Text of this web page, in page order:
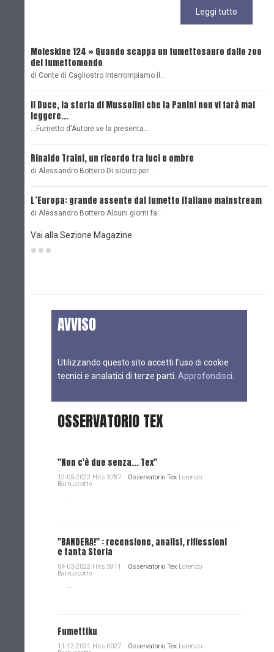
Leggi tutto
Moleskine 124 » Quando scappa un fumettosauro dallo zoo
del fumettomondo
di Conte di Cagliostro Interrompiamo il…
Il Duce, la storia di Mussolini che la Panini non vi farà mai
leggere...
...Fumetto d'Autore ve la presenta…
Rinaldo Traini, un ricordo tra luci e ombre
di Alessandro Bottero Di sicuro per…
L’Europa: grande assente dal fumetto italiano mainstream
di Alessandro Bottero Alcuni giorni fa…
Vai alla Sezione Magazine
AVVISO
Utilizzando questo sito accetti l’uso di cookie
tecnici e analatici di terze parti. Approfondisci
OSSERVATORIO TEX
"Non c'è due senza... Tex"
12-05-2022 Hits:3787 Osservatorio Tex Lorenzo
Barruscotto
"BANDERA!" : recensione, analisi, riflessioni
e tanta Storia
04-03-2022 Hits:5911 Osservatorio Tex Lorenzo
Barruscotto
Fumettiku
11-12-2021 Hits:6027 Osservatorio Tex Lorenzo